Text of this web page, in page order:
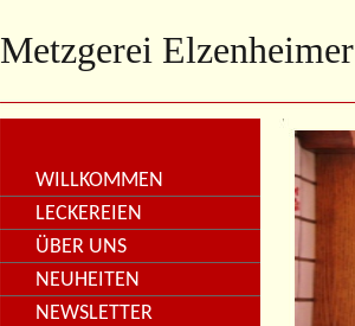
Metzgerei Elzenheimer
WILLKOMMEN
LECKEREIEN
ÜBER UNS
NEUHEITEN
NEWSLETTER